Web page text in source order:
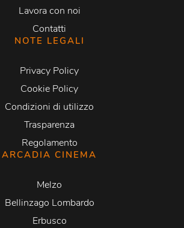
Lavora con noi
Contatti
NOTE LEGALI
Privacy Policy
Cookie Policy
Condizioni di utilizzo
Trasparenza
Regolamento
ARCADIA CINEMA
Melzo
Bellinzago Lombardo
Erbusco